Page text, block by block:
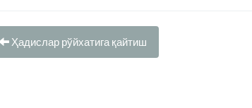
Ҳадислар рўйхатига қайтиш